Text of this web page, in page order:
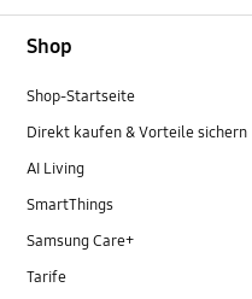
Shop
Shop-Startseite
Direkt kaufen & Vorteile sichern
AI Living
SmartThings
Samsung Care+
Tarife